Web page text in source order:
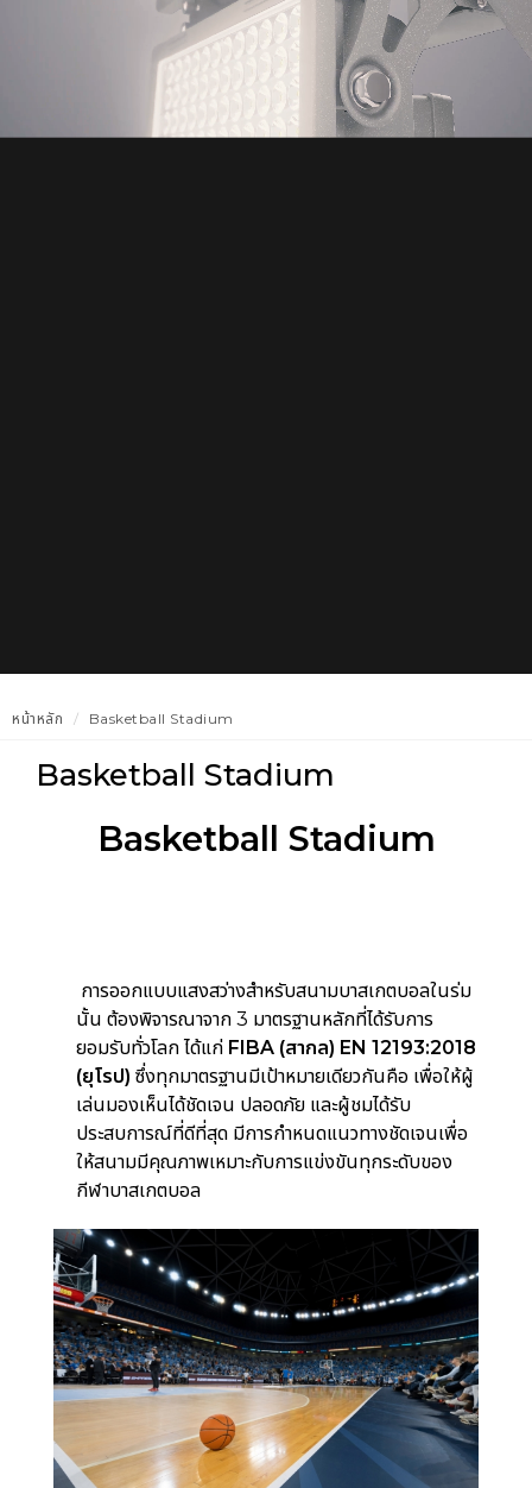
หน้าหลัก Basketball Stadium
Basketball Stadium
Basketball Stadium
การออกแบบแสงสว่างสำหรับสนามบาสเกตบอลในร่ม
นั้น ต้องพิจารณาจาก 3 มาตรฐานหลักที่ได้รับการ
ยอมรับทั่วโลก ได้แก่ FIBA (สากล) EN 12193:2018
(ยุโรป) ซึ่งทุกมาตรฐานมีเป้าหมายเดียวกันคือ เพื่อให้ผู้
เล่นมองเห็นได้ชัดเจน ปลอดภัย และผู้ชมได้รับ
ประสบการณ์ที่ดีที่สุด มีการกำหนดแนวทางชัดเจนเพื่อ
ให้สนามมีคุณภาพเหมาะกับการแข่งขันทุกระดับของ
กีฬาบาสเกตบอล